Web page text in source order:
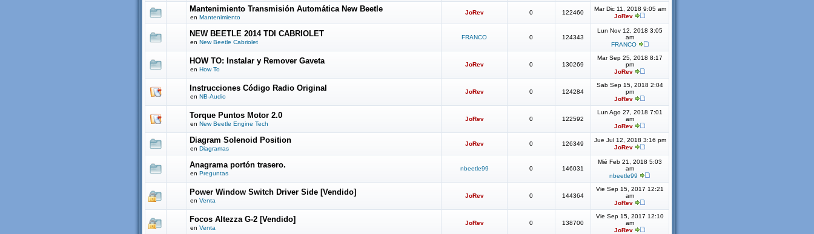
Mantenimiento Transmisión Automática New Beetle
en Mantenimiento
JoRev 0 122460
Mar Dic 11, 2018 9:05 am
JoRev
NEW BEETLE 2014 TDI CABRIOLET
en New Beetle Cabriolet
FRANCO 0 124343
Lun Nov 12, 2018 3:05
am
FRANCO
HOW TO: Instalar y Remover Gaveta
en How To
JoRev 0 130269
Mar Sep 25, 2018 8:17
pm
JoRev
Instrucciones Código Radio Original
en NB-Audio
JoRev 0 124284
Sab Sep 15, 2018 2:04
pm
JoRev
Torque Puntos Motor 2.0
en New Beetle Engine Tech
JoRev 0 122592
Lun Ago 27, 2018 7:01
am
JoRev
Diagram Solenoid Position
en Diagramas
JoRev 0 126349
Jue Jul 12, 2018 3:16 pm
JoRev
Anagrama portón trasero.
en Preguntas
nbeetle99 0 146031
Mié Feb 21, 2018 5:03
am
nbeetle99
Power Window Switch Driver Side [Vendido]
en Venta
JoRev 0 144364
Vie Sep 15, 2017 12:21
am
JoRev
Focos Altezza G-2 [Vendido]
en Venta
JoRev 0 138700
Vie Sep 15, 2017 12:10
am
JoRev